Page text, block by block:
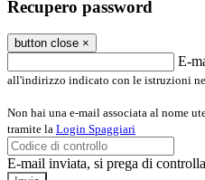
Recupero password
button close ×
E-
all'indirizzo indicato con le istruzioni
Non hai una e-mail associata al nome
tramite la Login Spaggiari
E-mail inviata, si prega di